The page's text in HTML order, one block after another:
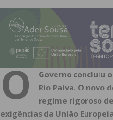
O
Governo concluiu
Rio Paiva. O
regime rigoroso
exigências da União